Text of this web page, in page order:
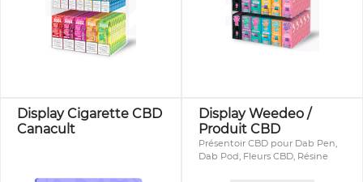
Display Cigarette CBD
Canacult
Display Weedeo /
Produit CBD
Présentoir CBD pour Dab Pen,
Dab Pod, Fleurs CBD, Résine